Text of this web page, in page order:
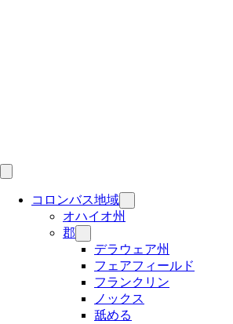
コロンバス地域
オハイオ州
郡
デラウェア州
フェアフィールド
フランクリン
ノックス
舐める